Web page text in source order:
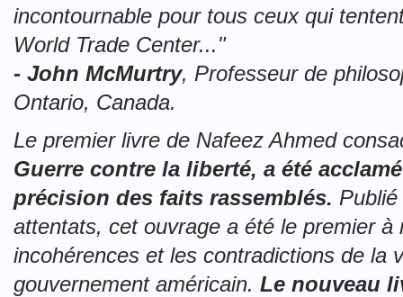
incontournable pour tous ceux qui
World Trade Center..."
- John McMurtry, Professeur de
Ontario, Canada.
Le premier livre de Nafeez Ahmed
Guerre contre la liberté, a été
précision des faits rassemblés.
attentats, cet ouvrage a été le premier à
incohérences et les contradictions de la
gouvernement américain. Le nouveau